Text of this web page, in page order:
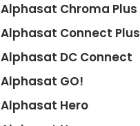
Alphasat Chroma Plus
Alphasat Connect Plus
Alphasat DC Connect
Alphasat GO!
Alphasat Hero